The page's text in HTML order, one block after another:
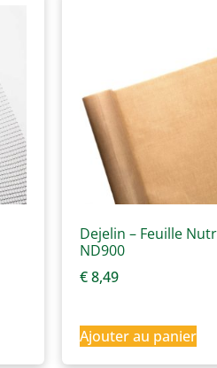
Dejelin – Feuille
ND900
€8,49
Ajouter au panier